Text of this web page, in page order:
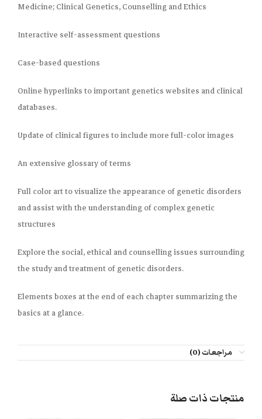
Medicine; Clinical Genetics, Counselling and Ethics
Interactive self-assessment questions
Case-based questions
Online hyperlinks to important genetics websites and clinical
databases.
Update of clinical figures to include more full-color images
An extensive glossary of terms
Full color art to visualize the appearance of genetic disorders
and assist with the understanding of complex genetic
structures
Explore the social, ethical and counselling issues surrounding
the study and treatment of genetic disorders.
Elements boxes at the end of each chapter summarizing the
basics at a glance.
مراجعات (0)
منتجات ذات صلة